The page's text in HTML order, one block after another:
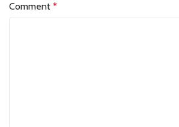
Comment *